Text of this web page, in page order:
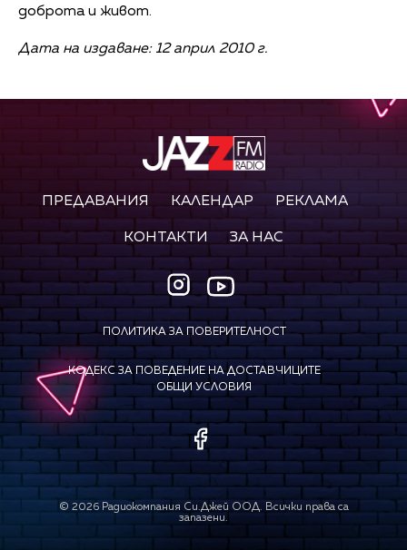
доброта и живот.
Дата на издаване: 12 април 2010 г.
ПРЕДАВАНИЯ КАЛЕНДАР РЕКЛАМА
КОНТАКТИ ЗА НАС
ПОЛИТИКА ЗА ПОВЕРИТЕЛНОСТ
КОДЕКС ЗА ПОВЕДЕНИЕ НА ДОСТАВЧИЦИТЕ
ОБЩИ УСЛОВИЯ
© 2026Радиокомпания Си.Джей ООД. Всички права са
запазени.